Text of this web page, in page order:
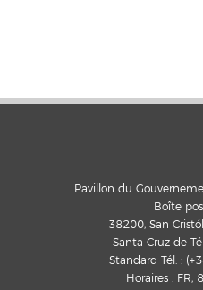
Pavillon du
Boîte
38200, San
Santa Cruz de
Standard Tél. :
Horaires :